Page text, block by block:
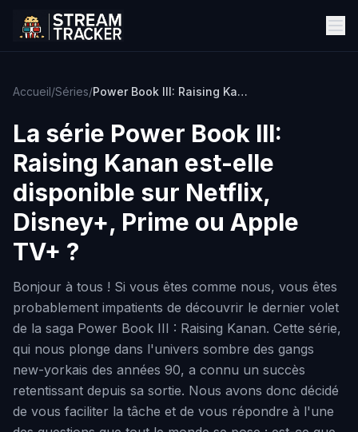
Accueil/Séries/ Power Book III: Raising Kanan
La série Power Book III:
Raising Kanan est-elle
disponible sur Netflix,
Disney+, Prime ou Apple
TV+ ?
Bonjour à tous ! Si vous êtes comme nous, vous êtes
probablement impatients de découvrir le dernier volet
de la saga Power Book III : Raising Kanan. Cette série,
qui nous plonge dans l'univers sombre des gangs
new-yorkais des années 90, a connu un succès
retentissant depuis sa sortie. Nous avons donc décidé
de vous faciliter la tâche et de vous répondre à l'une